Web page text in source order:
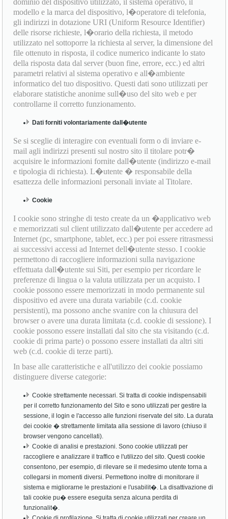
dominio del dispositivo utilizzato, il sistema operativo, il
modello e la marca del dispositivo, l�operatore di telefonia,
gli indirizzi in dotazione URI (Uniform Resource Identifier)
delle risorse richieste, l�orario della richiesta, il metodo
utilizzato nel sottoporre la richiesta al server, la dimensione del
file ottenuto in risposta, il codice numerico indicante lo stato
della risposta data dal server (buon fine, errore, ecc.) ed altri
parametri relativi al sistema operativo e all�ambiente
informatico del tuo dispositivo. Questi dati sono utilizzati per
elaborare statistiche anonime sull�uso del sito web e per
controllarne il corretto funzionamento.
Dati forniti volontariamente dall�utente
Se si sceglie di interagire con eventuali form o di inviare e-
mail agli indirizzi presenti sul nostro sito il titolare potr�
acquisire le informazioni fornite dall�utente (indirizzo e-mail
e tipologia di richiesta). L�utente � responsabile della
esattezza delle informazioni personali inviate al Titolare.
Cookie
I cookie sono stringhe di testo create da un �applicativo web
e memorizzati sul client utilizzato dall�utente per accedere ad
Internet (pc, smartphone, tablet, ecc.) per poi essere ritrasmessi
ai successivi accessi ad Internet dell�utente stesso. I cookie
permettono di raccogliere informazioni sulla navigazione
effettuata dall�utente sui Siti, per esempio per ricordare le
preferenze di lingua o la valuta utilizzata per un acquisto. I
cookie possono essere memorizzati in modo permanente sul
dispositivo ed avere una durata variabile (c.d. cookie
persistenti), ma possono anche svanire con la chiusura del
browser o avere una durata limitata (c.d. cookie di sessione). I
cookie possono essere installati dal sito che sta visitando (c.d.
cookie di prima parte) o possono essere installati da altri siti
web (c.d. cookie di terze parti).
In base alle caratteristiche e all'utilizzo dei cookie possiamo
distinguere diverse categorie:
Cookie strettamente necessari. Si tratta di cookie indispensabili
per il corretto funzionamento del Sito e sono utilizzati per gestire la
sessione, il login e l'accesso alle funzioni riservate del sito. La durata
dei cookie � strettamente limitata alla sessione di lavoro (chiuso il
browser vengono cancellati).
Cookie di analisi e prestazioni. Sono cookie utilizzati per
raccogliere e analizzare il traffico e l'utilizzo del sito. Questi cookie
consentono, per esempio, di rilevare se il medesimo utente torna a
collegarsi in momenti diversi. Permettono inoltre di monitorare il
sistema e migliorarne le prestazioni e l'usabilit�. La disattivazione di
tali cookie pu� essere eseguita senza alcuna perdita di
funzionalit�.